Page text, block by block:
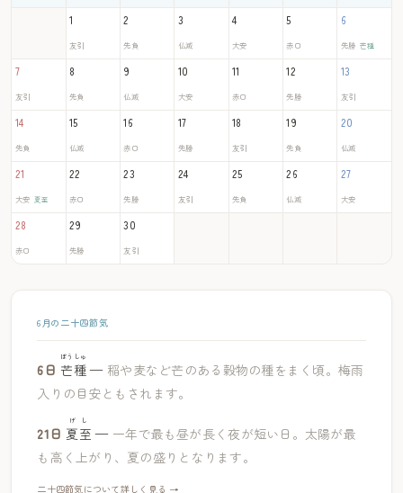
1
友引
2
先負
3
仏滅
4
大安
5
赤口
6
先勝 芒種
7
友引
8
先負
9
仏滅
10
大安
11
赤口
12
先勝
13
友引
14
先負
15
仏滅
16
赤口
17
先勝
18
友引
19
先負
20
仏滅
21
大安 夏至
22
赤口
23
先勝
24
友引
25
先負
26
仏滅
27
大安
28
赤口
29
先勝
30
友引
6月の二十四節気
6日 芒種
ぼうしゅ
— 稲や麦など芒のある穀物の種をまく頃。梅雨
入りの目安ともされます。
21日 夏至
げし
— 一年で最も昼が長く夜が短い日。太陽が最
も高く上がり、夏の盛りとなります。
二十四節気について詳しく見る →